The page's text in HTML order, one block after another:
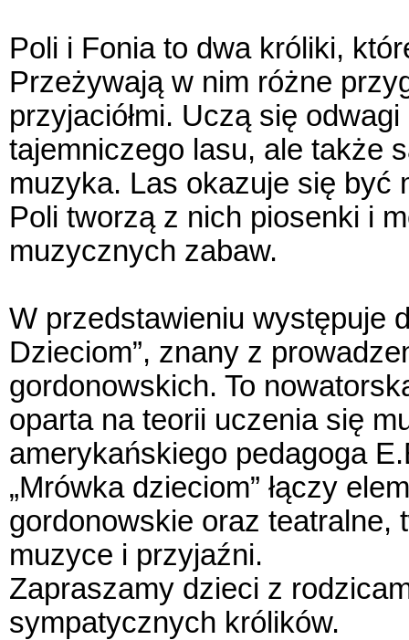
Poli i Fonia to dwa króliki,
Przeżywają w nim różne
przyjaciółmi. Uczą się
tajemniczego lasu, ale także
muzyka. Las okazuje się być
Poli tworzą z nich piosenki i
muzycznych zabaw.
W przedstawieniu występuje
Dzieciom”, znany z
gordonowskich. To
oparta na teorii uczenia się
amerykańskiego pedagoga
„Mrówka dzieciom” łączy
gordonowskie oraz teatralne,
muzyce i przyjaźni.
Zapraszamy dzieci z
sympatycznych królików.